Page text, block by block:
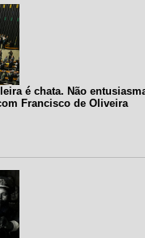
é chata. Não
Francisco de Oliveira